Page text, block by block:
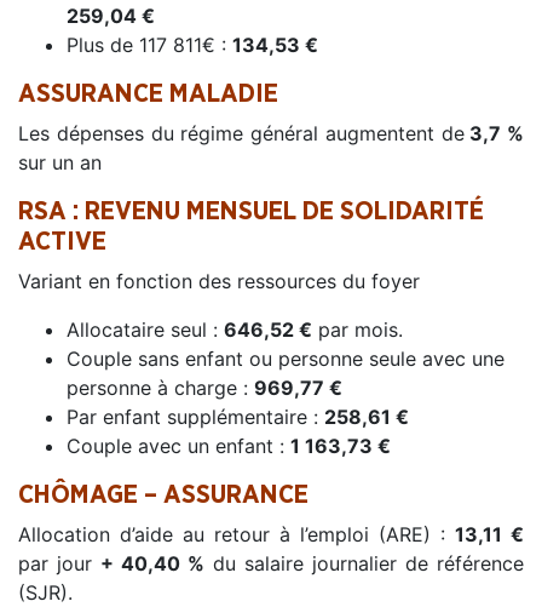
259,04 €
Plus de 117 811€ : 134,53 €
ASSURANCE MALADIE
Les dépenses du régime général augmentent de3,7 %
sur un an
RSA : REVENU MENSUEL DE SOLIDARITÉ
ACTIVE
Variant en fonction des ressources du foyer
Allocataire seul : 646,52 € par mois.
Couple sans enfant ou personne seule avec une
personne à charge : 969,77 €
Par enfant supplémentaire : 258,61 €
Couple avec un enfant : 1 163,73 €
CHÔMAGE – ASSURANCE
Allocation d’aide au retour à l’emploi (ARE) : 13,11 €
par jour + 40,40 % du salaire journalier de référence
(SJR).